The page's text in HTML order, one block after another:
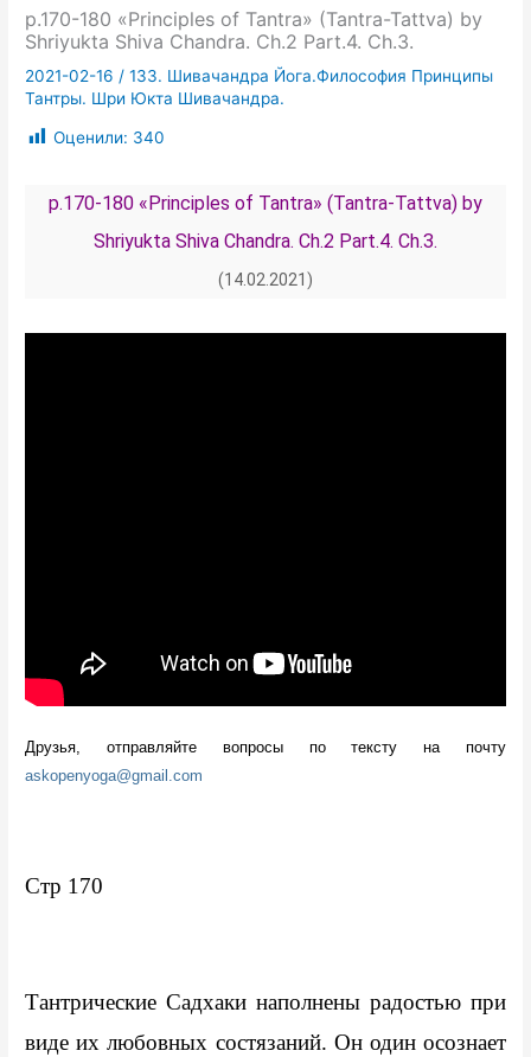
p.170-180 «Principles of Tantra» (Tantra-Tattva) by
Shriyukta Shiva Chandra. Ch.2 Part.4. Ch.3.
2021-02-16 /133. Шивачандра Йога.Философия Принципы
Тантры. Шри Юкта Шивачандра.
Оценили: 340
p.170-180 «Principles of Tantra» (Tantra-Tattva) by
Shriyukta Shiva Chandra. Ch.2 Part.4. Ch.3.
(14.02.2021)
Друзья, отправляйте вопросы по тексту на почту
askopenyoga@gmail.com
Стр 170
Тантрические Садхаки наполнены радостью при
виде их любовных состязаний. Он один осознает